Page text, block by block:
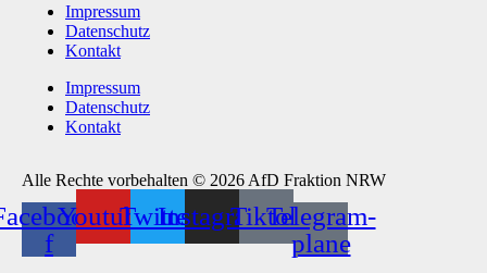
Impressum
Datenschutz
Kontakt
Impressum
Datenschutz
Kontakt
Alle Rechte vorbehalten © 2026 AfD Fraktion NRW
f
YoutubeTwitterInstagramTiktokTelegram-
plane